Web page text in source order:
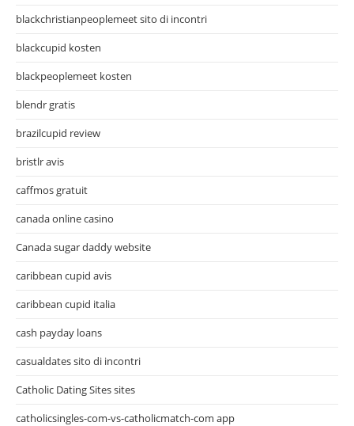
blackchristianpeoplemeet sito di incontri
blackcupid kosten
blackpeoplemeet kosten
blendr gratis
brazilcupid review
bristlr avis
caffmos gratuit
canada online casino
Canada sugar daddy website
caribbean cupid avis
caribbean cupid italia
cash payday loans
casualdates sito di incontri
Catholic Dating Sites sites
catholicsingles-com-vs-catholicmatch-com app